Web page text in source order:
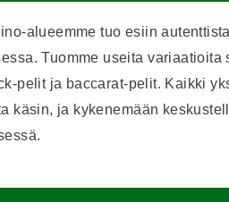
alueemme tuo esiin
Tuomme useita
pelit ja baccarat-pelit. Kaikki
käsin, ja kykenemään